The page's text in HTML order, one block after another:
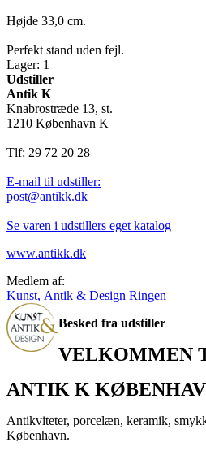
Højde 33,0 cm.
Perfekt stand uden fejl.
Lager: 1
Udstiller
Antik K
Knabrostræde 13, st.
1210 København K
Tlf: 29 72 20 28
E-mail til udstiller:
post@antikk.dk
Se varen i udstillers eget katalog
www.antikk.dk
Medlem af:
Kunst, Antik & Design Ringen
Besked fra udstiller
VELKOMMEN
ANTIK K
Antikviteter, porcelæn, keramik,
København.